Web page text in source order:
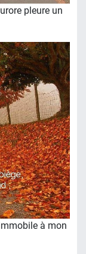
pleure un
à mon